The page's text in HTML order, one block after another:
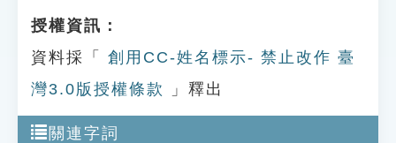
授權資訊：
資料採「
創用CC-姓名標示- 禁止改作 臺
灣3.0版授權條款
」釋出
關連字詞